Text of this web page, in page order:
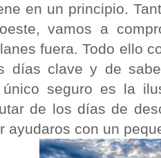
en un principio.
vamos a
fuera. Todo ello
días clave y de
seguro es la
de los días de
ayudaros con un